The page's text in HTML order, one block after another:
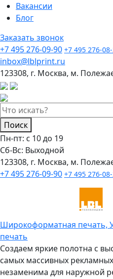
Вакансии
Блог
Заказать звонок
+7 495 276-09-90 +7 495 276-
inbox@lblprint.ru
123308, г. Москва, м.
Поиск
Пн-пт: с 10 до 19
Сб-Вс: Выходной
123308, г. Москва, м.
+7 495 276-09-90 +7 495 276-
Широкоформатная печать,
печать
Создаем яркие полотна с
самых массивных
незаменима для наружной